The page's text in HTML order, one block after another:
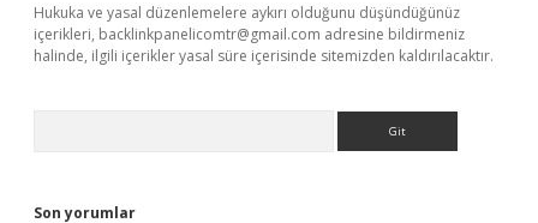
Hukuka ve yasal düzenlemelere aykırı olduğunu düşündüğünüz
içerikleri, backlinkpanelicomtr@gmail.com adresine bildirmeniz
halinde, ilgili içerikler yasal süre içerisinde sitemizden kaldırılacaktır.
Son yorumlar